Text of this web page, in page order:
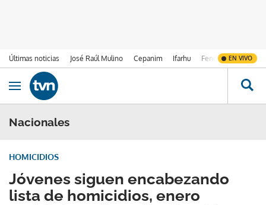
Últimas noticias José Raúl Mulino Cepanim Ifarhu Fenómeno de El
EN VIVO
Ir al contenido
Obrir navegació
Nacionales
Jóvenes siguen encabezando
lista de homicidios, enero
HOMICIDIOS